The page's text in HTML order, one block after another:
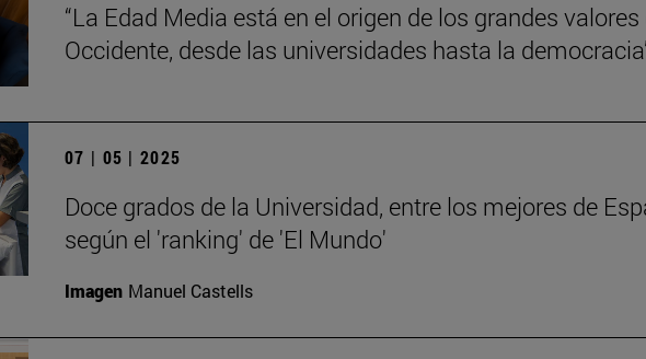
“La Edad Media está en el origen de los grandes valores
Occidente, desde las universidades hasta la
07 | 05 | 2025
Doce grados de la Universidad, entre los mejores de
según el 'ranking' de 'El Mundo'
Imagen Manuel Castells